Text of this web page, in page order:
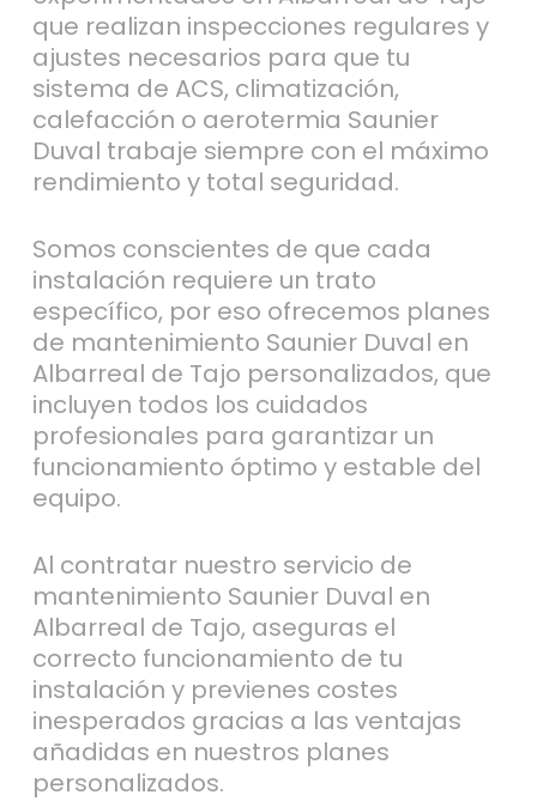
que realizan inspecciones regulares y
ajustes necesarios para que tu
sistema de ACS, climatización,
calefacción o aerotermia Saunier
Duval trabaje siempre con el máximo
rendimiento y total seguridad.
Somos conscientes de que cada
instalación requiere un trato
específico, por eso ofrecemos planes
de mantenimiento Saunier Duval en
Albarreal de Tajo personalizados, que
incluyen todos los cuidados
profesionales para garantizar un
funcionamiento óptimo y estable del
equipo.
Al contratar nuestro servicio de
mantenimiento Saunier Duval en
Albarreal de Tajo, aseguras el
correcto funcionamiento de tu
instalación y previenes costes
inesperados gracias a las ventajas
añadidas en nuestros planes
personalizados.